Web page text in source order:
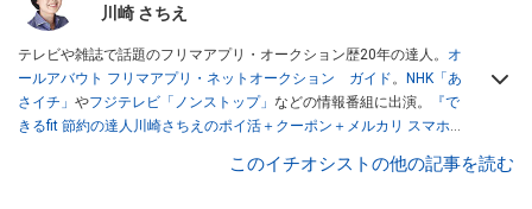
川崎 さちえ
テレビや雑誌で話題のフリマアプリ・オークション歴20年の達人。 オ
ールアバウト フリマアプリ・ネットオークション ガイド。
NHK「あ
さイチ」 やフジテレビ「ノンストップ」 などの情報番組に出演。
『で
きるfit 節約の達人川崎さちえのポイ活＋クーポン＋メルカリ スマホで
スマホ1つでスキマ時間に効率的に稼ぐ！』（翔泳社刊） ほか著書多
このイチオシストの他の記事を読む